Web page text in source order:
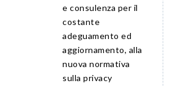
e consulenza per il
costante
adeguamento ed
aggiornamento, alla
nuova normativa
sulla privacy